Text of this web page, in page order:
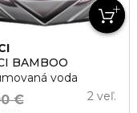
BAMBOO
voda
€ 2 veľ.